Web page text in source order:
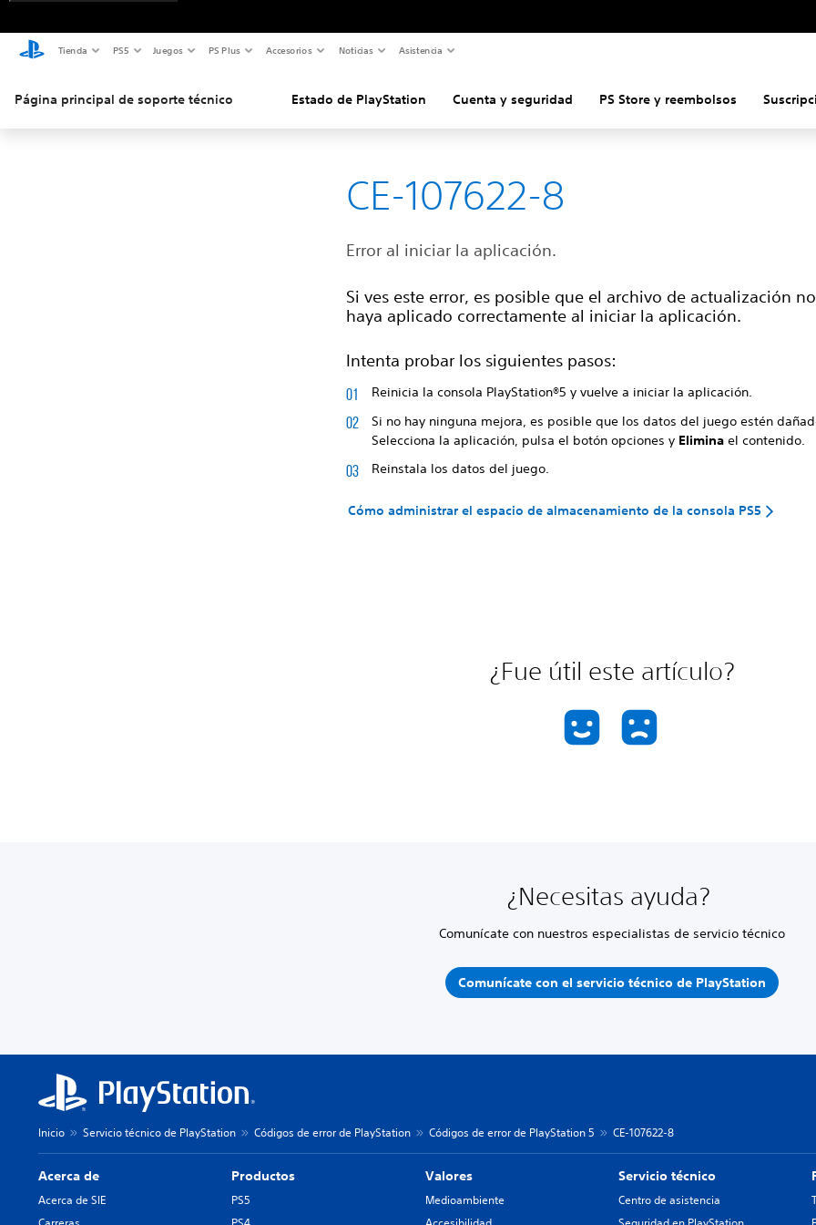
Tienda PS5 Juegos PS Plus Accesorios Noticias Asistencia
Página principal de soporte técnico Estado de PlayStation Cuenta y seguridad PS Store y reembolsos
CE-107622-8
Error al iniciar la aplicación.
Si ves este error, es posible que el archivo de actualización
haya aplicado correctamente al iniciar la aplicación.
Intenta probar los siguientes pasos:
Reinicia la consola PlayStation®5 y vuelve a iniciar la aplicación.
Si no hay ninguna mejora, es posible que los datos del juego estén
Selecciona la aplicación, pulsa el botón opciones y Elimina el contenido.
Reinstala los datos del juego.
Cómo administrar el espacio de almacenamiento de la consola PS5
¿Fue útil este artículo?
¿Necesitas ayuda?
Comunícate con nuestros especialistas de servicio técnico
Comunícate con el servicio técnico de PlayStation
Inicio Servicio técnico de PlayStation Códigos de error de PlayStation Códigos de error de PlayStation 5 CE-107622-8
Acerca de
Acerca de SIE
Productos
PS5
Valores
Medioambiente
Servicio técnico
Centro de asistencia